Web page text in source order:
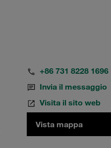
+86 731 8228 1696
Invia il messaggio
Visita il sito web
Vista mappa